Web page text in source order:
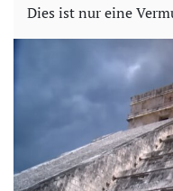
Dies ist nur eine